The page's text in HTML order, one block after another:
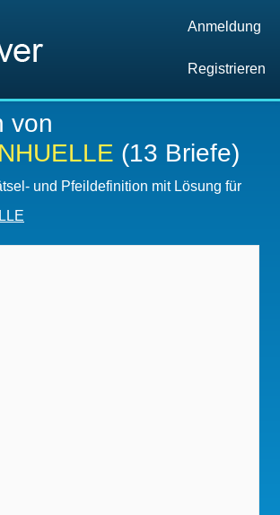
Anmeldung
Registrieren
von
(13 Briefe)
und Pfeildefinition mit Lösung für